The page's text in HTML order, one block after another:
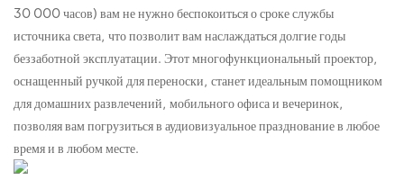
30 000 часов) вам не нужно беспокоиться о сроке службы
источника света, что позволит вам наслаждаться долгие годы
беззаботной эксплуатации. Этот многофункциональный проектор,
оснащенный ручкой для переноски, станет идеальным помощником
для домашних развлечений, мобильного офиса и вечеринок,
позволяя вам погрузиться в аудиовизуальное празднование в любое
время и в любом месте.